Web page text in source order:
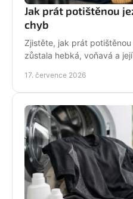
Jak prát potištěnou
chyb
Zjistěte, jak prát
zůstala hebká, voňavá a
17. července 2026